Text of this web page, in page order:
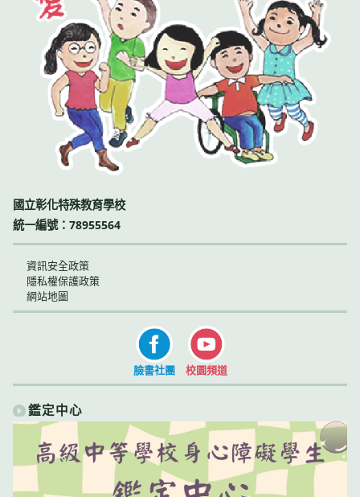
國立彰化特殊教育學校
統一編號：78955564
資訊安全政策
隱私權保護政策
網站地圖
臉書社團 校園頻道
鑑定中心